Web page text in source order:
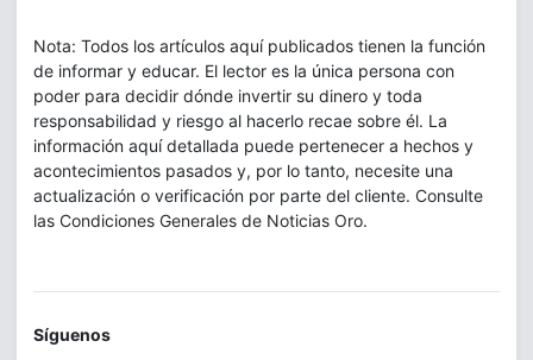
Nota: Todos los artículos aquí publicados tienen la función
de informar y educar. El lector es la única persona con
poder para decidir dónde invertir su dinero y toda
responsabilidad y riesgo al hacerlo recae sobre él. La
información aquí detallada puede pertenecer a hechos y
acontecimientos pasados y, por lo tanto, necesite una
actualización o verificación por parte del cliente. Consulte
las Condiciones Generales de Noticias Oro.
Síguenos